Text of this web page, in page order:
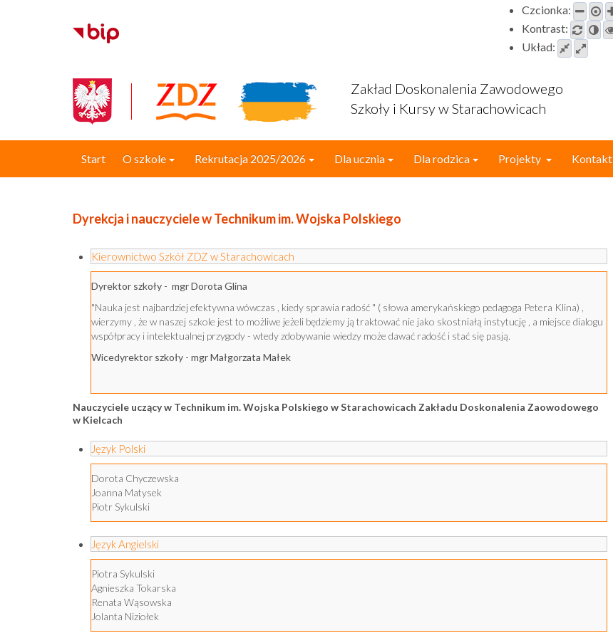
Czcionka:
Kontrast:
Układ:
Zakład Doskonalenia Zawodowego
Szkoły i Kursy w Starachowicach
Start O szkole Rekrutacja 2025/2026 Dla ucznia Dla rodzica Projekty Kontakt
Dyrekcja i nauczyciele w Technikum im. Wojska Polskiego
Kierownictwo Szkół ZDZ w Starachowicach
Dyrektor szkoły - mgr Dorota Glina
"Nauka jest najbardziej efektywna wówczas , kiedy sprawia radość " ( słowa amerykańskiego pedagoga Petera Klina) ,
wierzymy , że w naszej szkole jest to możliwe jeżeli będziemy ją traktować nie jako skostniałą instytucję , a miejsce dialogu
współpracy i intelektualnej przygody - wtedy zdobywanie wiedzy może dawać radość i stać się pasją.
Wicedyrektor szkoły - mgr Małgorzata Małek
Nauczyciele uczący w Technikum im. Wojska Polskiego w Starachowicach Zakładu Doskonalenia Zaowodowego
w Kielcach
Język Polski
Dorota Chyczewska
Joanna Matysek
Piotr Sykulski
Język Angielski
Piotra Sykulski
Agnieszka Tokarska
Renata Wąsowska
Jolanta Niziołek